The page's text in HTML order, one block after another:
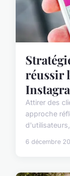
réussir
Attirer des
approche
6 décembre